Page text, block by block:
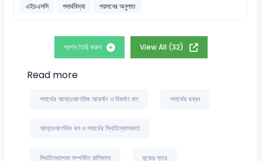
এইচএসসি পদার্থবিদ্যা পয়সনের অনুপাত
প্রশ্ন তৈরি করুন View All (32)
Read more
পদার্থের আন্তঃআণবিক আকর্ষণ ও বিকর্ষণ বল পদার্থের বন্ধন
আন্তঃআণবিক বল ও পদার্থের স্থিতিস্থাপকতা
স্থিতিস্থাপকা সম্পর্কিত রাশিমালা হুকের সূত্র